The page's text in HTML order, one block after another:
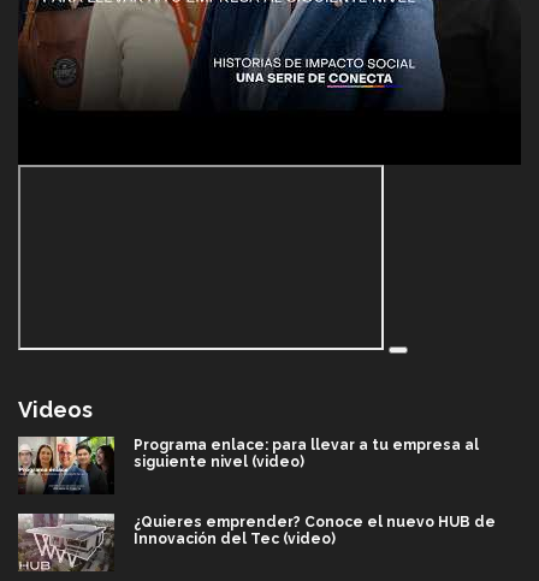
Videos
Programa enlace: para llevar a tu empresa al
siguiente nivel (video)
¿Quieres emprender? Conoce el nuevo HUB de
Innovación del Tec (video)